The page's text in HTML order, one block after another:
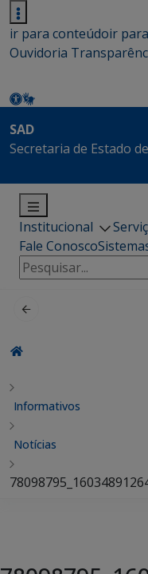
ir para conteúdoir
Ouvidoria
SAD
Secretaria de Estado
Institucional
Fale Conosco
Pesquisar
por:
Informativos
Notícias